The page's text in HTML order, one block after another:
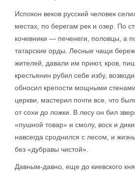
Испокон веков русский человек
местах, по берегам рек и озер. По
кочевники — печенеги, половцы, а
татарские орды. Лесные чащи
жителей, давали им приют, кров,
крестьянин рубил себе избу,
обносил крепости мощными
церкви, мастерил почти все, что
от сохи до ложки. В лесу он бил
«пушной товар» и смолу, воск и
навсегда сроднился с лесом, и
без «дубравы чистой».
Давным-давно, еще до киевского